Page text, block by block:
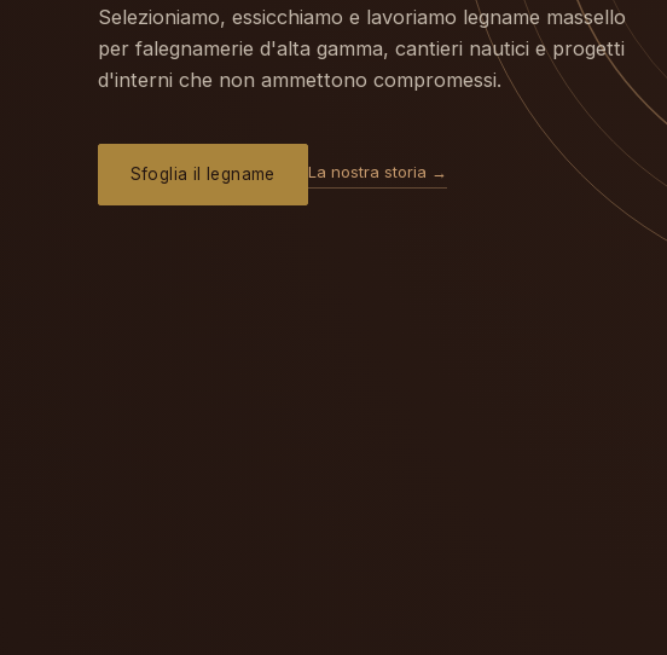
Selezioniamo, essicchiamo e lavoriamo legname massello
per falegnamerie d'alta gamma, cantieri nautici e progetti
d'interni che non ammettono compromessi.
Sfoglia il legname La nostra storia →